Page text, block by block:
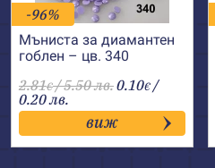
-96%
Мъниста за диамантен
гоблен – цв. 340
2.81€/ 5.50 лв.0.10€ /
0.20 лв.
виж